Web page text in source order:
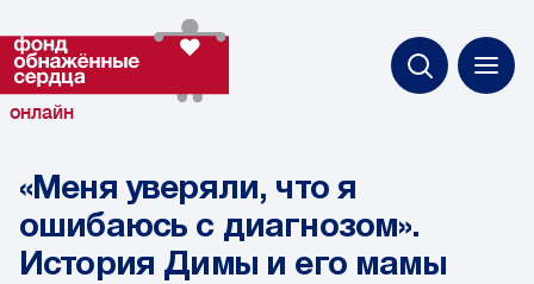
онлайн
«Меня уверяли, что я
ошибаюсь с диагнозом».
История Димы и его мамы